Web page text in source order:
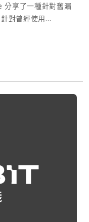
享了一種針對舊漏
對曾經使用
且未取消授權的用